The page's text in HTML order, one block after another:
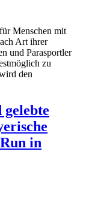
Menschen mit
Art ihrer
und Parasportler
zu
den
gelebte
in